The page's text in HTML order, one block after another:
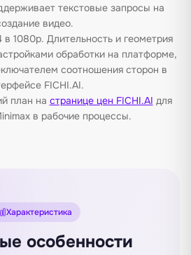
текстовые запросы на
видео.
1080p. Длительность и геометрия
обработки на платформе,
соотношения сторон в
FICHI.AI.
план на странице цен FICHI.AI для
в рабочие процессы.
Характеристика
особенности